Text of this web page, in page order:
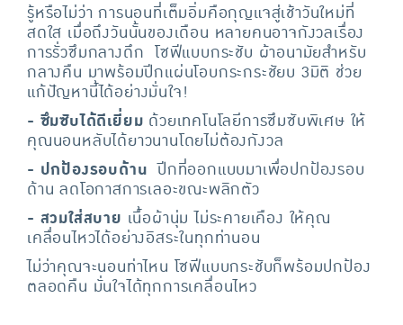
รู้หรือไม่ว่า การนอนที่เต็มอิ่มคือกุญแจสู่เช้าวันใหม่ที่
สดใส เมื่อถึงวันนั้นของเดือน หลายคนอาจกังวลเรื่อง
การรั่วซึมกลางดึก โซฟีแบบกระชับ ผ้าอนามัยสำหรับ
กลางคืน มาพร้อมปีกแผ่นโอบกระกระชัยบ 3มิติ ช่วย
แก้ปัญหานี้ได้อย่างมั่นใจ!
- ซึมซับได้ดีเยี่ยม ด้วยเทคโนโลยีการซึมซับพิเศษ ให้
คุณนอนหลับได้ยาวนานโดยไม่ต้องกังวล
- ปกป้องรอบด้าน ปีกที่ออกแบบมาเพื่อปกป้องรอบ
ด้าน ลดโอกาสการเลอะขณะพลิกตัว
- สวมใส่สบาย เนื้อผ้านุ่ม ไม่ระคายเคือง ให้คุณ
เคลื่อนไหวได้อย่างอิสระในทุกท่านอน
ไม่ว่าคุณจะนอนท่าไหน โซฟีแบบกระชับก็พร้อมปกป้อง
ตลอดคืน มั่นใจได้ทุกการเคลื่อนไหว